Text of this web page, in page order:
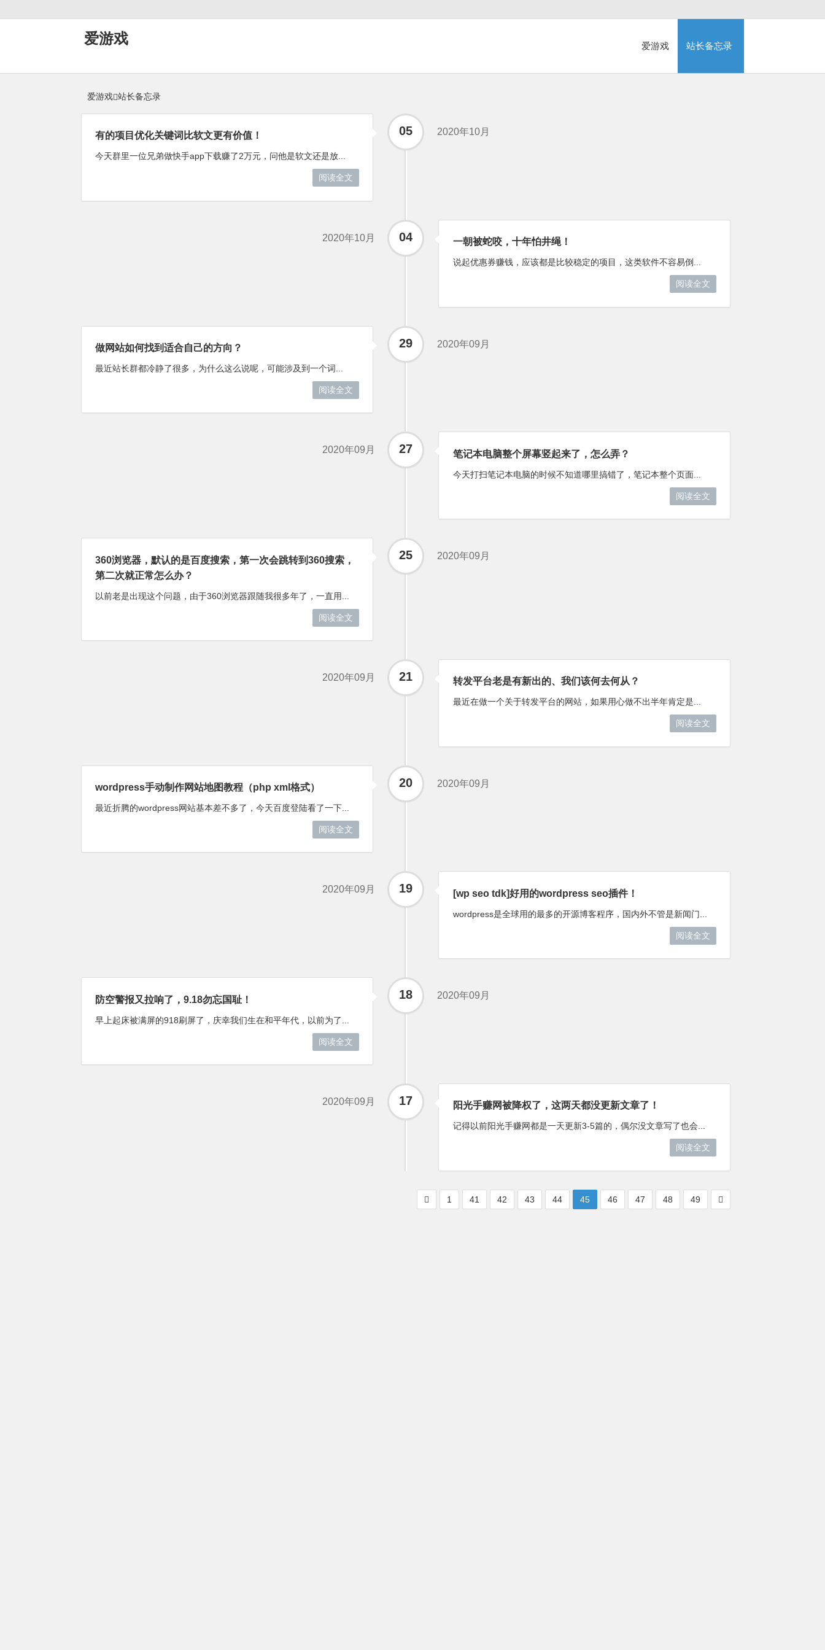
爱游戏 爱游戏 站长备忘录
爱游戏 站长备忘录
05
有的项目优化关键词比软文更有价值！
今天群里一位兄弟做快手app下载赚了2万元，问他是软文还是放...
阅读全文
2020年10月
04 一朝被蛇咬，十年怕井绳！
说起优惠券赚钱，应该都是比较稳定的项目，这类软件不容易倒...
阅读全文
2020年10月
29
做网站如何找到适合自己的方向？
最近站长群都冷静了很多，为什么这么说呢，可能涉及到一个词...
阅读全文
2020年09月
27 笔记本电脑整个屏幕竖起来了，怎么弄？
今天打扫笔记本电脑的时候不知道哪里搞错了，笔记本整个页面...
阅读全文
2020年09月
25
360浏览器，默认的是百度搜索，第一次会跳转到360搜索，
第二次就正常怎么办？
以前老是出现这个问题，由于360浏览器跟随我很多年了，一直用...
阅读全文
2020年09月
21 转发平台老是有新出的、我们该何去何从？
最近在做一个关于转发平台的网站，如果用心做不出半年肯定是...
阅读全文
2020年09月
20
wordpress手动制作网站地图教程（php xml格式）
最近折腾的wordpress网站基本差不多了，今天百度登陆看了一下...
阅读全文
2020年09月
19 [wp seo tdk]好用的wordpress seo插件！
wordpress是全球用的最多的开源博客程序，国内外不管是新闻门...
阅读全文
2020年09月
18
防空警报又拉响了，9.18勿忘国耻！
早上起床被满屏的918刷屏了，庆幸我们生在和平年代，以前为了...
阅读全文
2020年09月
17 阳光手赚网被降权了，这两天都没更新文章了！
记得以前阳光手赚网都是一天更新3-5篇的，偶尔没文章写了也会...
阅读全文
2020年09月
1 41 42 43 44 45 46 47 48 49